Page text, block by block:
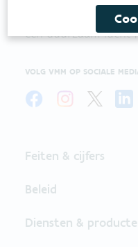
Daarvoor zetten we
een duurzaam lucht-
VOLG VMM OP SOCIALE
Feiten & cijfers
Beleid
Diensten &